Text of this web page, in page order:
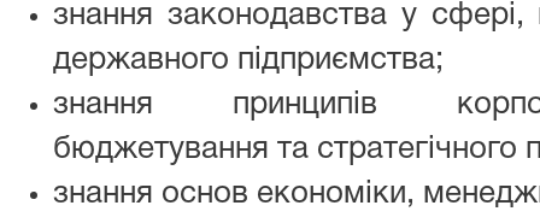
знання законодавства у сфері,
державного підприємства;
знання принципів
бюджетування та стратегічного
знання основ економіки,